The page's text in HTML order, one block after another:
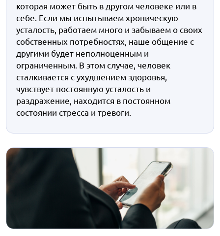
которая может быть в другом человеке или в
себе. Если мы испытываем хроническую
усталость, работаем много и забываем о своих
собственных потребностях, наше общение с
другими будет неполноценным и
ограниченным. В этом случае, человек
сталкивается с ухудшением здоровья,
чувствует постоянную усталость и
раздражение, находится в постоянном
состоянии стресса и тревоги.